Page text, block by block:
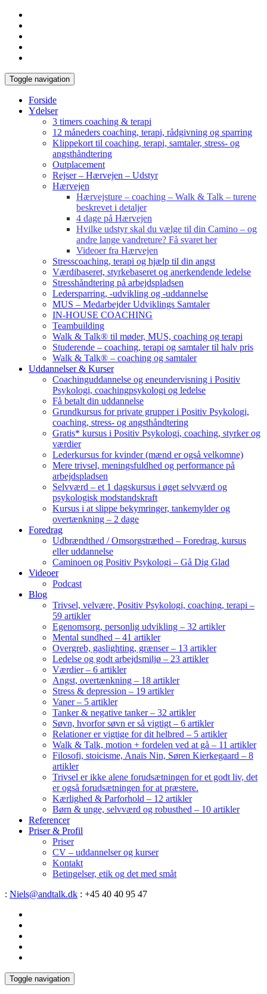
Toggle navigation
Forside
Ydelser
3 timers coaching & terapi
12 måneders coaching, terapi, rådgivning og sparring
Klippekort til coaching, terapi, samtaler, stress- og
angsthåndtering
Outplacement
Rejser – Hærvejen – Udstyr
Hærvejen
Hærvejsture – coaching – Walk & Talk – turene
beskrevet i detaljer
4 dage på Hærvejen
Hvilke udstyr skal du vælge til din Camino – og
andre lange vandreture? Få svaret her
Videoer fra Hærvejen
Stresscoaching, terapi og hjælp til din angst
Værdibaseret, styrkebaseret og anerkendende ledelse
Stresshåndtering på arbejdspladsen
Ledersparring, -udvikling og -uddannelse
MUS – Medarbejder Udviklings Samtaler
IN-HOUSE COACHING
Teambuilding
Walk & Talk® til møder, MUS, coaching og terapi
Studerende – coaching, terapi og samtaler til halv pris
Walk & Talk® – coaching og samtaler
Uddannelser & Kurser
Coachinguddannelse og eneundervisning i Positiv
Psykologi, coachingpsykologi og ledelse
Få betalt din uddannelse
Grundkursus for private grupper i Positiv Psykologi,
coaching, stress- og angsthåndtering
Gratis* kursus i Positiv Psykologi, coaching, styrker og
værdier
Lederkursus for kvinder (mænd er også velkomne)
Mere trivsel, meningsfuldhed og performance på
arbejdspladsen
Selvværd – et 1 dagskursus i øget selvværd og
psykologisk modstandskraft
Kursus i at slippe bekymringer, tankemylder og
overtænkning – 2 dage
Foredrag
Udbrændthed / Omsorgstræthed – Foredrag, kursus
eller uddannelse
Caminoen og Positiv Psykologi – Gå Dig Glad
Videoer
Podcast
Blog
Trivsel, velvære, Positiv Psykologi, coaching, terapi –
59 artikler
Egenomsorg, personlig udvikling – 32 artikler
Mental sundhed – 41 artikler
Overgreb, gaslighting, grænser – 13 artikler
Ledelse og godt arbejdsmiljø – 23 artikler
Værdier – 6 artikler
Angst, overtænkning – 18 artikler
Stress & depression – 19 artikler
Vaner – 5 artikler
Tanker & negative tanker – 32 artikler
Søvn, hvorfor søvn er så vigtigt – 6 artikler
Relationer er vigtige for dit helbred – 5 artikler
Walk & Talk, motion + fordelen ved at gå – 11 artikler
Filosofi, stoicisme, Anaïs Nin, Søren Kierkegaard – 8
artikler
Trivsel er ikke alene forudsætningen for et godt liv, det
er også forudsætningen for at præstere.
Kærlighed & Parforhold – 12 artikler
Børn & unge, selvværd og robusthed – 10 artikler
Referencer
Priser & Profil
Priser
CV – uddannelser og kurser
Kontakt
Betingelser, etik og det med småt
: Niels@andtalk.dk : +45 40 40 95 47
Toggle navigation